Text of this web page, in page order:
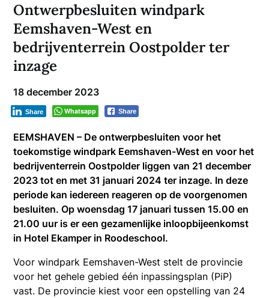
Ontwerpbesluiten windpark
Eemshaven-West en
bedrijventerrein Oostpolder ter
inzage
18 december 2023
Whatsapp Share
Share
EEMSHAVEN – De ontwerpbesluiten voor het
toekomstige windpark Eemshaven-West en voor het
bedrijventerrein Oostpolder liggen van 21 december
2023 tot en met 31 januari 2024 ter inzage. In deze
periode kan iedereen reageren op de voorgenomen
besluiten. Op woensdag 17 januari tussen 15.00 en
21.00 uur is er een gezamenlijke inloopbijeenkomst
in Hotel Ekamper in Roodeschool.
Voor windpark Eemshaven-West stelt de provincie
voor het gehele gebied één inpassingsplan (PiP)
vast. De provincie kiest voor een opstelling van 24